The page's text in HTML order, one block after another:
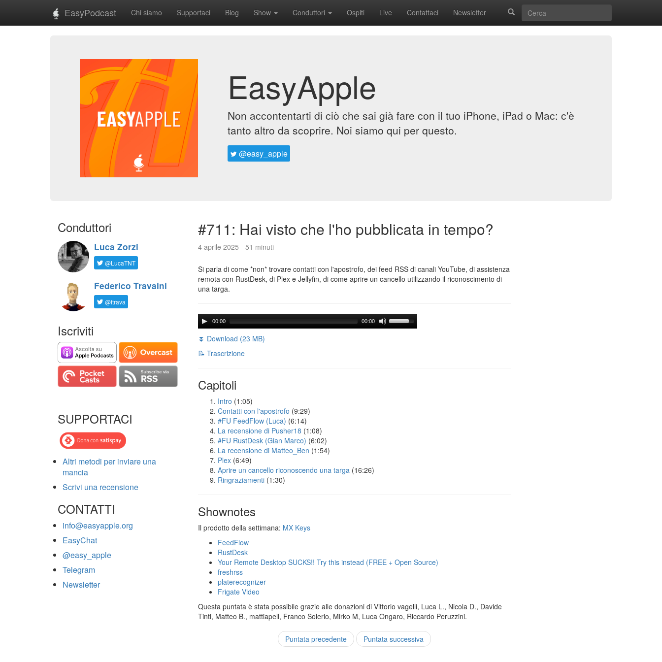
EasyPodcast Chi siamo Supportaci Blog Show Conduttori Ospiti Live Contattaci Newsletter
EasyApple
Non accontentarti di ciò che sai già fare con il tuo iPhone, iPad o Mac: c'è
tanto altro da scoprire. Noi siamo qui per questo.
@easy_apple
Conduttori
Luca Zorzi
@LucaTNT
Federico Travaini
@ftrava
Iscriviti
SUPPORTACI
Altri metodi per inviare una
mancia
Scrivi una recensione
CONTATTI
info@easyapple.org
EasyChat
@easy_apple
Telegram
Newsletter
#711: Hai visto che l'ho pubblicata in tempo?
4 aprile 2025 - 51 minuti
Si parla di come *non* trovare contatti con l'apostrofo, dei feed RSS di canali YouTube, di assistenza
remota con RustDesk, di Plex e Jellyfin, di come aprire un cancello utilizzando il riconoscimento di
una targa.
00:00 00:00
⏬ Download (23 MB)
📝 Trascrizione
Capitoli
Intro (1:05)
Contatti con l'apostrofo (9:29)
#FU FeedFlow (Luca) (6:14)
La recensione di Pusher18 (1:08)
#FU RustDesk (Gian Marco) (6:02)
La recensione di Matteo_Ben (1:54)
Plex (6:49)
Aprire un cancello riconoscendo una targa (16:26)
Ringraziamenti (1:30)
Shownotes
Il prodotto della settimana: MX Keys
FeedFlow
RustDesk
Your Remote Desktop SUCKS!! Try this instead (FREE + Open Source)
freshrss
platerecognizer
Frigate Video
Questa puntata è stata possibile grazie alle donazioni di Vittorio vagelli, Luca L., Nicola D., Davide
Tinti, Matteo B., mattiapell, Franco Solerio, Mirko M, Luca Ongaro, Riccardo Peruzzini.
Puntata precedente Puntata successiva